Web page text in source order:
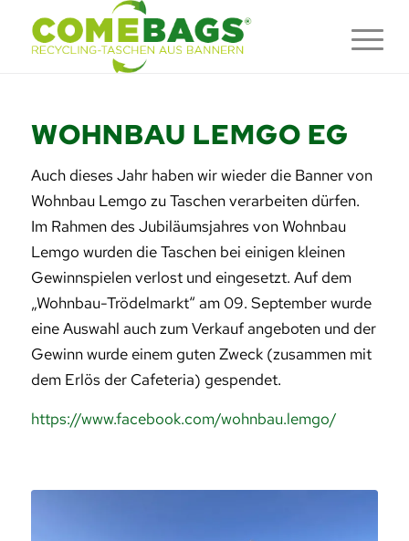
WOHNBAU LEMGO EG
Auch dieses Jahr haben wir wieder die Banner von
Wohnbau Lemgo zu Taschen verarbeiten dürfen.
Im Rahmen des Jubiläumsjahres von Wohnbau
Lemgo wurden die Taschen bei einigen kleinen
Gewinnspielen verlost und eingesetzt. Auf dem
„Wohnbau-Trödelmarkt“ am 09. September wurde
eine Auswahl auch zum Verkauf angeboten und der
Gewinn wurde einem guten Zweck (zusammen mit
dem Erlös der Cafeteria) gespendet.
https://www.facebook.com/wohnbau.lemgo/